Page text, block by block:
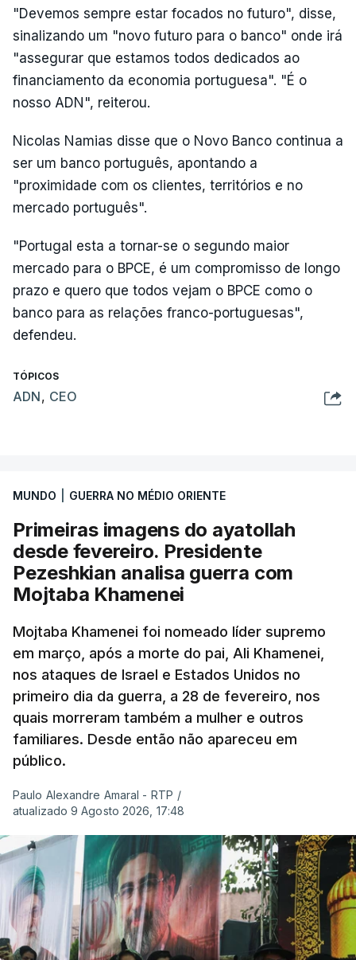
"Devemos sempre estar focados no futuro", disse,
sinalizando um "novo futuro para o banco" onde irá
"assegurar que estamos todos dedicados ao
financiamento da economia portuguesa". "É o
nosso ADN", reiterou.
Nicolas Namias disse que o Novo Banco continua a
ser um banco português, apontando a
"proximidade com os clientes, territórios e no
mercado português".
"Portugal esta a tornar-se o segundo maior
mercado para o BPCE, é um compromisso de longo
prazo e quero que todos vejam o BPCE como o
banco para as relações franco-portuguesas",
defendeu.
TÓPICOS
ADN, CEO
MUNDO GUERRA NO MÉDIO ORIENTE
Primeiras imagens do ayatollah
desde fevereiro. Presidente
Pezeshkian analisa guerra com
Mojtaba Khamenei
Mojtaba Khamenei foi nomeado líder supremo
em março, após a morte do pai, Ali Khamenei,
nos ataques de Israel e Estados Unidos no
primeiro dia da guerra, a 28 de fevereiro, nos
quais morreram também a mulher e outros
familiares. Desde então não apareceu em
público.
Paulo Alexandre Amaral - RTP /
atualizado 9 Agosto 2026, 17:48